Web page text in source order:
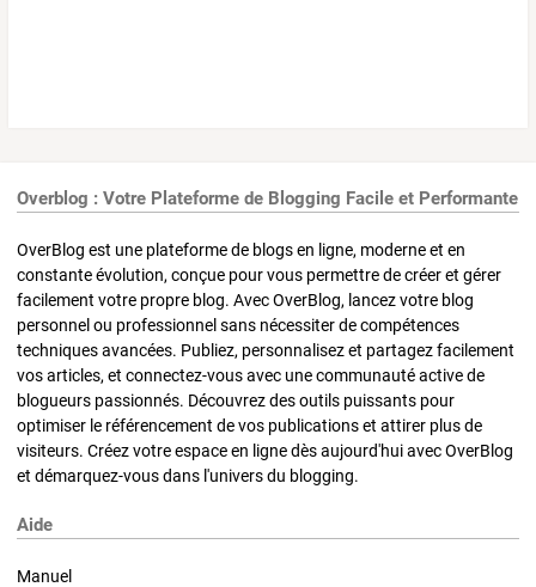
Overblog : Votre Plateforme de Blogging Facile et Performante
OverBlog est une plateforme de blogs en ligne, moderne et en
constante évolution, conçue pour vous permettre de créer et gérer
facilement votre propre blog. Avec OverBlog, lancez votre blog
personnel ou professionnel sans nécessiter de compétences
techniques avancées. Publiez, personnalisez et partagez facilement
vos articles, et connectez-vous avec une communauté active de
blogueurs passionnés. Découvrez des outils puissants pour
optimiser le référencement de vos publications et attirer plus de
visiteurs. Créez votre espace en ligne dès aujourd'hui avec OverBlog
et démarquez-vous dans l'univers du blogging.
Aide
Manuel